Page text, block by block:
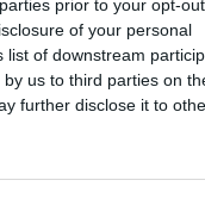
prior to your opt-
of your personal
list of downstream
by us to third parties on
further disclose it to